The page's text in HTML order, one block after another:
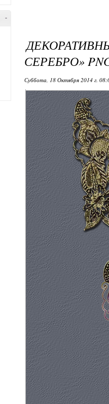
-
СЕРЕБРО»
Суббота, 18 Октября 2014 г.